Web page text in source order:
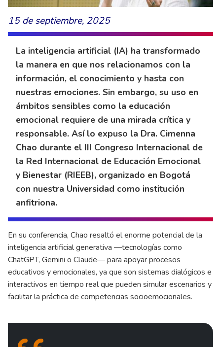
15 de septiembre, 2025
La inteligencia artificial (IA) ha transformado
la manera en que nos relacionamos con la
información, el conocimiento y hasta con
nuestras emociones. Sin embargo, su uso en
ámbitos sensibles como la educación
emocional requiere de una mirada crítica y
responsable. Así lo expuso la Dra. Cimenna
Chao durante el III Congreso Internacional de
la Red Internacional de Educación Emocional
y Bienestar (RIEEB), organizado en Bogotá
con nuestra Universidad como institución
anfitriona.
En su conferencia, Chao resaltó el enorme potencial de la
inteligencia artificial generativa —tecnologías como
ChatGPT, Gemini o Claude— para apoyar procesos
educativos y emocionales, ya que son sistemas dialógicos e
interactivos en tiempo real que pueden simular escenarios y
facilitar la práctica de competencias socioemocionales.